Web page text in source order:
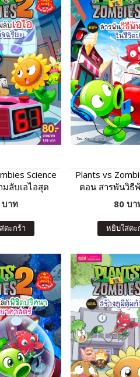
Science
ลับเอไอสุด
ริยะ
บาท
ตะกร้า
Plants vs
ตอน สารพันวิธี
ในชีวิตประ
80 บา
หยิบใส่ตะ